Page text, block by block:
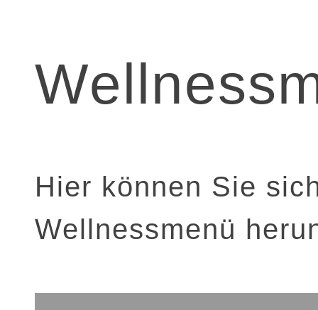
Hier können Sie
Wellnessmenü